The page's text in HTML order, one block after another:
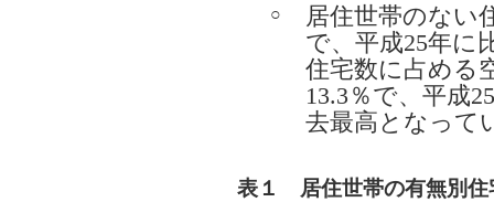
○
居住世帯のない
で、平成25年に
住宅数に占める
13.3％で、平成
去最高となって
表１ 居住世帯の有無別住